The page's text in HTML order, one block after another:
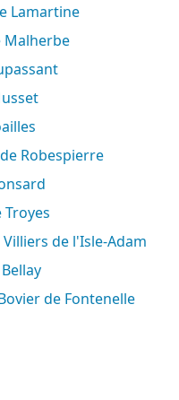
Lamartine
Malherbe
de Robespierre
Troyes
Villiers de l'Isle-Adam
de Fontenelle